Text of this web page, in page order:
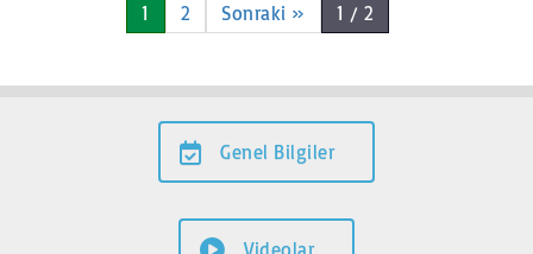
1 2 Sonraki » 1 / 2
Genel Bilgiler
Videolar